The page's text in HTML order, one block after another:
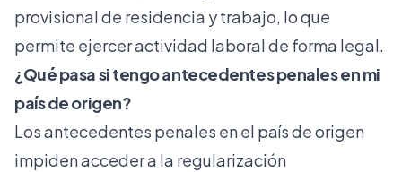
provisional de residencia y trabajo, lo que
permite ejercer actividad laboral de forma legal.
¿Qué pasa si tengo antecedentes penales en mi
país de origen?
Los antecedentes penales en el país de origen
impiden acceder a la regularización